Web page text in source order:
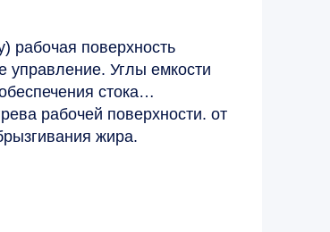
рабочая поверхность
управление. Углы емкости
стока
рабочей поверхности. от
жира.